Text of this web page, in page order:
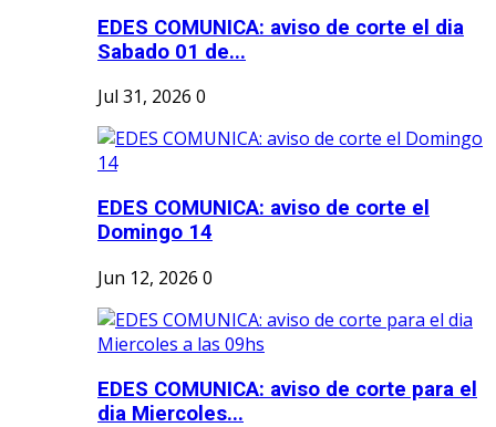
EDES COMUNICA: aviso de corte el dia
Sabado 01 de...
Jul 31, 2026 0
EDES COMUNICA: aviso de corte el
Domingo 14
Jun 12, 2026 0
EDES COMUNICA: aviso de corte para el
dia Miercoles...